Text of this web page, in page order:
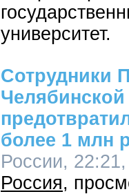
университет.
Сотрудники
Челябинской
более 1 млн
России,
Россия